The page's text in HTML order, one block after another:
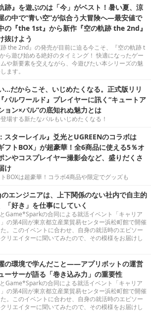
跡』を遊ぶのは「今」がベスト！暑い夏、涼
の中で“青い空”が似合う大冒険へ―最安値で
の『the 1st』から新作『空の軌跡 the 2nd』
抜けよう
跡 the 2nd』の発売が目前に迫る今こそ、『空の軌跡 t
ら遊び始める絶好のタイミング！ 快適になったゲー
や新要素を交えながら、今遊びたい本シリーズの魅
ます。
…だからこそ、いじめたくなる。正式版リリ
パルワールド』プレイヤーに訊く“キュートア
ョン×パル”の底知れぬ魅力とは
場する新たなパルもいじめたくなる！
スターレイル』爻光とUGREENのコラボは
フトBOX」が超豪華！全6商品に使える5％オ
ンやコスプレイヤー撮影会など、盛りだくさ
け
BOXは超豪華！コラボ4商品や限定でグッズも
エンジニアは、上下関係のない社内で自主的
「好き」を仕事にしていく
Game*Sparkの合同による就活イベント「キャリア
の第4回が東京都立産業貿易センター浜松町館で開催
。このイベントに合わせ、自身の就活時のエピソー
クリエイターに聞いてみたので、その模様をお届けし
の環境で学んだこと――アプリボットの運営
ーサーが語る「巻き込み力」の重要性
Game*Sparkの合同による就活イベント「キャリア
の第4回が東京都立産業貿易センター浜松町館で開催
。このイベントに合わせ、自身の就活時のエピソー
クリエイターに聞いてみたので、その模様をお届けし